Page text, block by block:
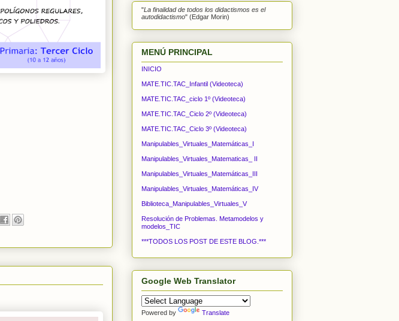
"La finalidad de todos los didactismos es el
autodidactismo" (Edgar Morin)
MENÚ PRINCIPAL
INICIO
MATE.TIC.TAC_Infantil (Videoteca)
MATE.TIC.TAC_ciclo 1º (Videoteca)
MATE.TIC.TAC_Ciclo 2º (Videoteca)
MATE.TIC.TAC_Ciclo 3º (Videoteca)
Manipulables_Virtuales_Matemáticas_I
Manipulables_Virtuales_Matematicas_ II
Manipulables_Virtuales_Matemáticas_III
Manipulables_Virtuales_Matemáticas_IV
Biblioteca_Manipulables_Virtuales_V
Resolución de Problemas. Metamodelos y
modelos_TIC
***TODOS LOS POST DE ESTE BLOG.***
Google Web Translator
Powered by Translate